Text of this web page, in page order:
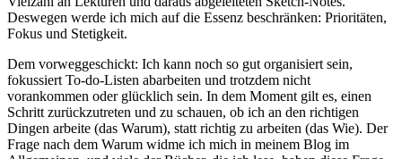
Deswegen werde ich mich auf die Essenz beschränken: Prioritäten,
Fokus und Stetigkeit.
Dem vorweggeschickt: Ich kann noch so gut organisiert sein,
fokussiert To-do-Listen abarbeiten und trotzdem nicht
vorankommen oder glücklich sein. In dem Moment gilt es, einen
Schritt zurückzutreten und zu schauen, ob ich an den richtigen
Dingen arbeite (das Warum), statt richtig zu arbeiten (das Wie). Der
Frage nach dem Warum widme ich mich in meinem Blog im